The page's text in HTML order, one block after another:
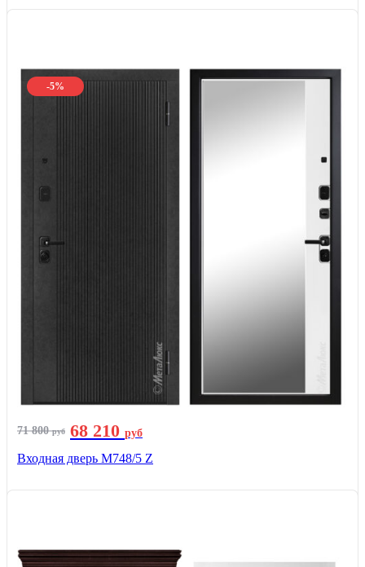
-5%
71 800руб 68 210 руб
Входная дверь М748/5 Z